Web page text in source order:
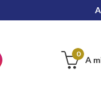
A
0